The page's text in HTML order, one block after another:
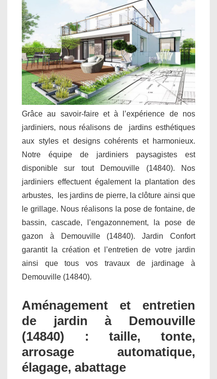
Grâce au savoir-faire et à l’expérience de nos
jardiniers, nous réalisons de jardins esthétiques
aux styles et designs cohérents et harmonieux.
Notre équipe de jardiniers paysagistes est
disponible sur tout Demouville (14840). Nos
jardiniers effectuent également la plantation des
arbustes, les jardins de pierre, la clôture ainsi que
le grillage. Nous réalisons la pose de fontaine, de
bassin, cascade, l’engazonnement, la pose de
gazon à Demouville (14840). Jardin Confort
garantit la création et l’entretien de votre jardin
ainsi que tous vos travaux de jardinage à
Demouville (14840).
Aménagement et entretien
de jardin à Demouville
(14840) : taille, tonte,
arrosage automatique,
élagage, abattage